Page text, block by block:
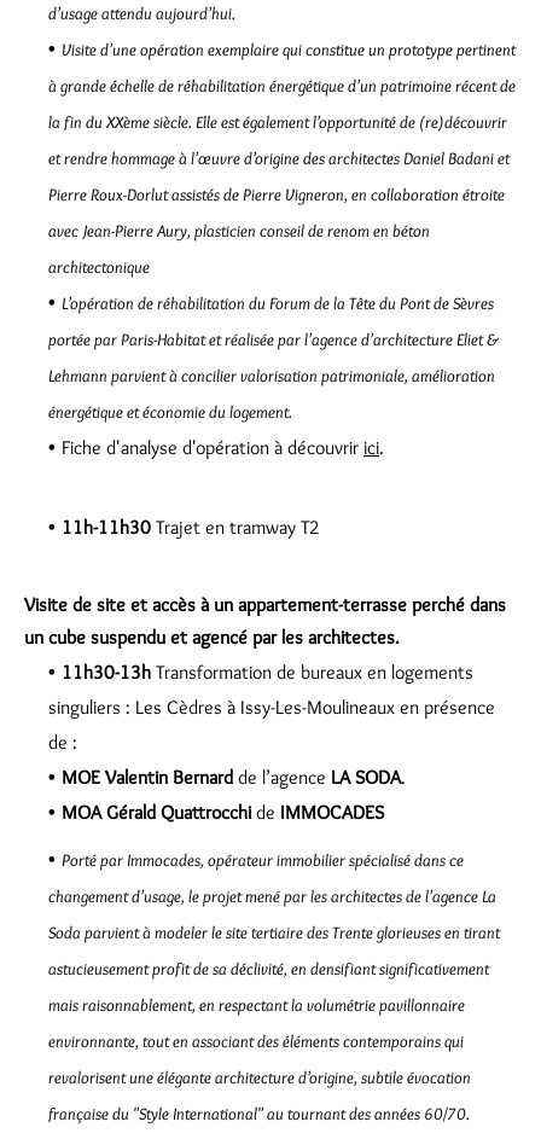
d’usage attendu aujourd’hui.
Visite d’une opération exemplaire qui constitue un prototype pertinent
à grande échelle de réhabilitation énergétique d’un patrimoine récent de
la fin du XXème siècle. Elle est également l’opportunité de (re)découvrir
et rendre hommage à l’œuvre d’origine des architectes Daniel Badani et
Pierre Roux-Dorlut assistés de Pierre Vigneron, en collaboration étroite
avec Jean-Pierre Aury, plasticien conseil de renom en béton
architectonique
L’opération de réhabilitation du Forum de la Tête du Pont de Sèvres
portée par Paris-Habitat et réalisée par l’agence d’architecture Eliet &
Lehmann parvient à concilier valorisation patrimoniale, amélioration
énergétique et économie du logement.
Fiche d'analyse d'opération à découvrir ici.
11h-11h30 Trajet en tramway T2
Visite de site et accès à un appartement-terrasse perché dans
un cube suspendu et agencé par les architectes.
11h30-13h Transformation de bureaux en logements
singuliers : Les Cèdres à Issy-Les-Moulineaux en présence
de :
MOE Valentin Bernard de l’agence LA SODA.
MOA Gérald Quattrocchide IMMOCADES
Porté par Immocades, opérateur immobilier spécialisé dans ce
changement d’usage, le projet mené par les architectes de l’agence La
Soda parvient à modeler le site tertiaire des Trente glorieuses en tirant
astucieusement profit de sa déclivité, en densifiant significativement
mais raisonnablement, en respectant la volumétrie pavillonnaire
environnante, tout en associant des éléments contemporains qui
revalorisent une élégante architecture d’origine, subtile évocation
française du "Style International" au tournant des années 60/70.